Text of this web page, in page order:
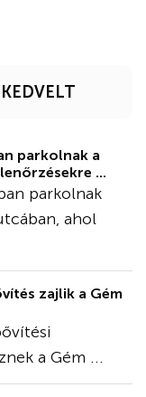
KEDVELT
parkolnak a
...
parkolnak
ahol
zajlik a Gém
a Gém ...